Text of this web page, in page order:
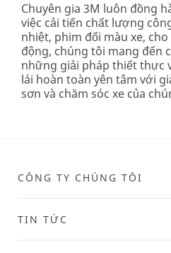
Chuyên gia 3M luôn đồng
việc cải tiến chất lượng
nhiệt, phim đổi màu xe,
động, chúng tôi mang đến
những giải pháp thiết thực
lái hoàn toàn yên tâm với
sơn và chăm sóc xe của
CÔNG TY CHÚNG TÔI
TIN TỨC